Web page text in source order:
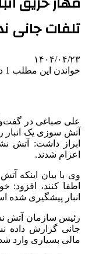
تلفات جانی
۱۴۰۴/۰۴/۲۳
خواندن این مطلب 1 دقیقه زمان میبرد
علی صباغی در
آتش سوزی یک
ابراز داشت: آتش
اعزام شدند.
وی با بیان اینکه
اطفا کنند،
انبار پیشگیری شده
رئیس سازمان آتش
جانی گزارش داده
مالی بسیاری وارد